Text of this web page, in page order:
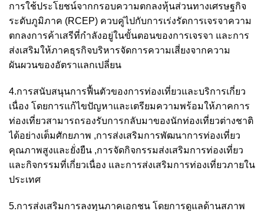
การใช้ประโยชน์จากกรอบความตกลงหุ้นส่วนทางเศรษฐกิจ
ระดับภูมิภาค (RCEP) ควบคู่ไปกับการเร่งรัดการเจรจาความ
ตกลงการค้าเสรีที่กำลังอยู่ในขั้นตอนของการเจรจา และการ
ส่งเสริมให้ภาคธุรกิจบริหารจัดการความเสี่ยงจากความ
ผันผวนของอัตราแลกเปลี่ยน
4.การสนับสนุนการฟื้นตัวของการท่องเที่ยวและบริการเกี่ยว
เนื่อง โดยการแก้ไขปัญหาและเตรียมความพร้อมให้ภาคการ
ท่องเที่ยวสามารถรองรับการกลับมาของนักท่องเที่ยวต่างชาติ
ได้อย่างเต็มศักยภาพ ,การส่งเสริมการพัฒนาการท่องเที่ยว
คุณภาพสูงและยั่งยืน ,การจัดกิจกรรมส่งเสริมการท่องเที่ยว
และกิจกรรมที่เกี่ยวเนื่อง และการส่งเสริมการท่องเที่ยวภายใน
ประเทศ
5.การส่งเสริมการลงทุนภาคเอกชน โดยการดูแลด้านสภาพ